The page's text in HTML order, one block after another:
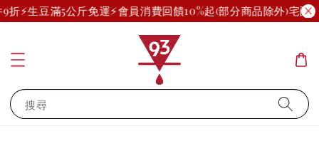
折⚡生豆滿5公斤免運⚡會員消費回饋10%起(部分商品除外)宅配
搜尋